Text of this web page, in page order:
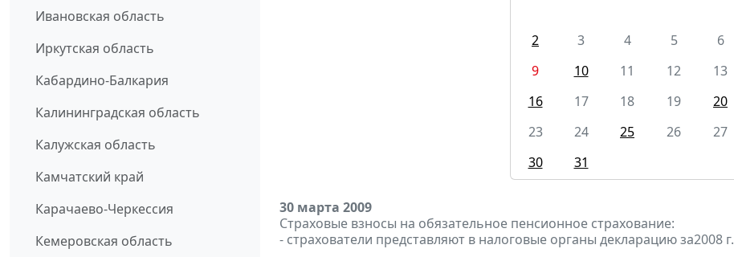
Ивановская область
Иркутская область
Кабардино-Балкария
Калининградская область
Калужская область
Камчатский край
Карачаево-Черкессия
Кемеровская область
2
3 4 5 6
9
10 11 12 13
16
17 18 19 20
23
24 25 26 27
30
31
30 марта 2009
Страховые взносы на обязательное пенсионное страхование:
- страхователи представляют в налоговые органы декларацию за2008 г.